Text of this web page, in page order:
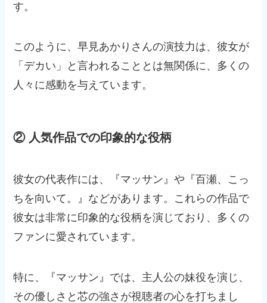
す。
このように、早見あかりさんの演技力は、彼女が
「デカい」と言われることとは無関係に、多くの
人々に感動を与えています。
② 人気作品での印象的な役柄
彼女の代表作には、『マッサン』や『百瀬、こっ
ちを向いて。』などがあります。これらの作品で
彼女は非常に印象的な役柄を演じており、多くの
ファンに愛されています。
特に、『マッサン』では、主人公の妹役を演じ、
その優しさと芯の強さが視聴者の心を打ちまし